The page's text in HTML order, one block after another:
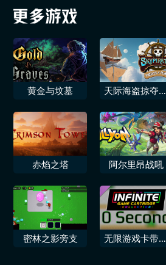
黄金与坟墓
天际海盗掠夺与
赤焰之塔 阿尔里昂战吼
密林之影旁支
无限游戏卡带合